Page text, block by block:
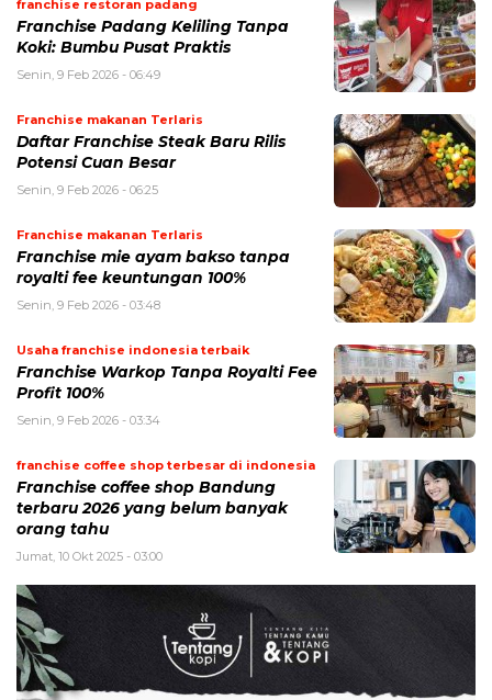
franchise restoran padang
Franchise Padang Keliling Tanpa
Koki: Bumbu Pusat Praktis
Senin, 9 Feb 2026 - 06:49
Franchise makanan Terlaris
Daftar Franchise Steak Baru Rilis
Potensi Cuan Besar
Senin, 9 Feb 2026 - 06:25
Franchise makanan Terlaris
Franchise mie ayam bakso tanpa
royalti fee keuntungan 100%
Senin, 9 Feb 2026 - 03:48
Usaha franchise indonesia terbaik
Franchise Warkop Tanpa Royalti Fee
Profit 100%
Senin, 9 Feb 2026 - 03:34
franchise coffee shop terbesar di indonesia
Franchise coffee shop Bandung
terbaru 2026 yang belum banyak
orang tahu
Jumat, 10 Okt 2025 - 03:00